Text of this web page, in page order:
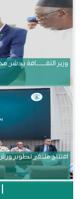
وزير الثقــــــــــافة
افتتاح ملتقى تطوير